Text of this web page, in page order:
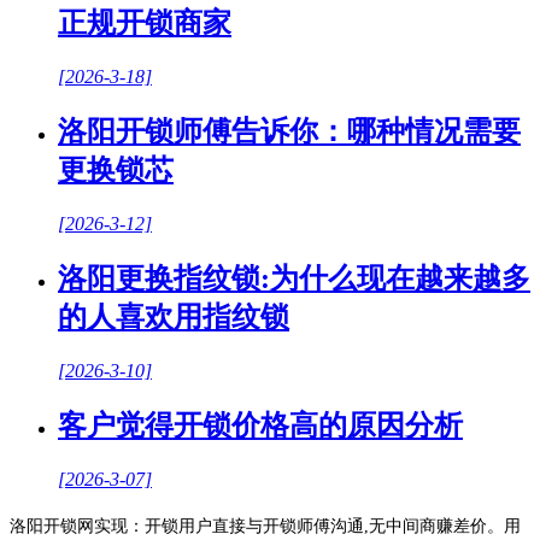
正规开锁商家
[2026-3-18]
洛阳开锁师傅告诉你：哪种情况需要
更换锁芯
[2026-3-12]
洛阳更换指纹锁:为什么现在越来越多
的人喜欢用指纹锁
[2026-3-10]
客户觉得开锁价格高的原因分析
[2026-3-07]
洛阳开锁网实现：开锁用户直接与开锁师傅沟通,无中间商赚差价。用